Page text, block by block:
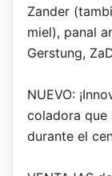
Zander
miel), panal
Gerstung,
NUEVO:
coladora que
durante el